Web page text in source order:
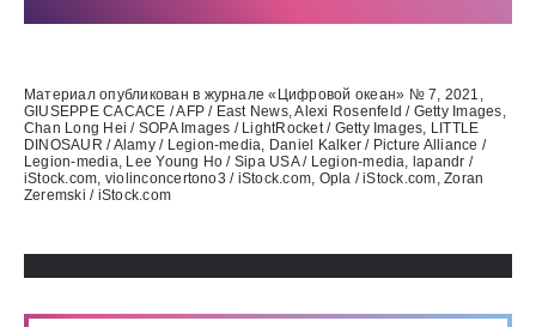
Использованные источники:
Материал опубликован в журнале «Цифровой океан» № 7, 2021,
GIUSEPPE CACACE / AFP / East News, Alexi Rosenfeld / Getty Images,
Chan Long Hei / SOPA Images / LightRocket / Getty Images, LITTLE
DINOSAUR / Alamy / Legion-media, Daniel Kalker / Picture Alliance /
Legion-media, Lee Young Ho / Sipa USA / Legion-media, lapandr /
iStock.com, violinconcertono3 / iStock.com, Opla / iStock.com, Zoran
Zeremski / iStock.com